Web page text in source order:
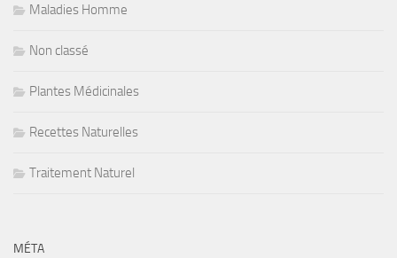
Maladies Homme
Non classé
Plantes Médicinales
Recettes Naturelles
Traitement Naturel
MÉTA